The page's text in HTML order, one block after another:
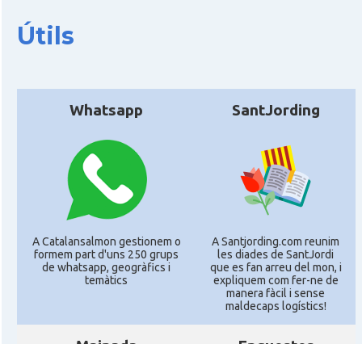
Útils
Whatsapp
A Catalansalmon gestionem o
formem part d'uns 250 grups
de whatsapp, geogràfics i
temàtics
SantJording
A Santjording.com reunim
les diades de SantJordi
que es fan arreu del mon, i
expliquem com fer-ne de
manera fàcil i sense
maldecaps logí­stics!